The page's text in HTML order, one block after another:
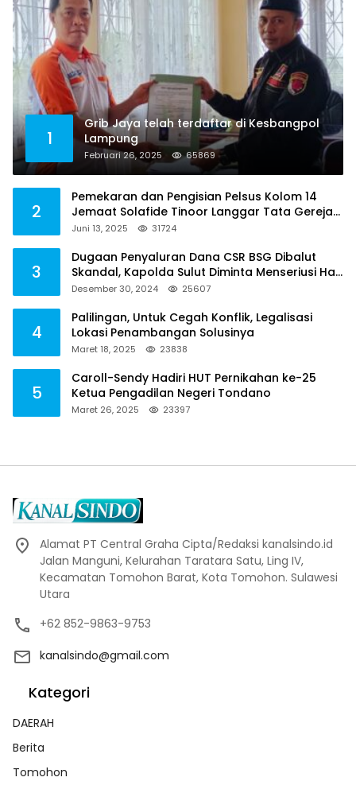
1
Grib Jaya telah terdaftar di Kesbangpol
Lampung
Februari 26, 2025 65869
2
Pemekaran dan Pengisian Pelsus Kolom 14
Jemaat Solafide Tinoor Langgar Tata Gereja
2021, Toreh : Ini Perbuatan Melawan Hukum
Juni 13, 2025 31724
3
Dugaan Penyaluran Dana CSR BSG Dibalut
Skandal, Kapolda Sulut Diminta Menseriusi Hal
ini
Desember 30, 2024 25607
4
Palilingan, Untuk Cegah Konflik, Legalisasi
Lokasi Penambangan Solusinya
Maret 18, 2025 23838
5
Caroll-Sendy Hadiri HUT Pernikahan ke-25
Ketua Pengadilan Negeri Tondano
Maret 26, 2025 23397
Alamat PT Central Graha Cipta/Redaksi kanalsindo.id
Jalan Manguni, Kelurahan Taratara Satu, Ling IV,
Kecamatan Tomohon Barat, Kota Tomohon. Sulawesi
Utara
+62 852-9863-9753
kanalsindo@gmail.com
Kategori
DAERAH
Berita
Tomohon